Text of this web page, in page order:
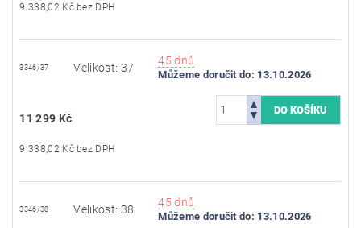
9 338,02 Kč bez DPH
3346/37 Velikost: 37
45 dnů
Můžeme doručit do: 13.10.2026
11 299 Kč
9 338,02 Kč bez DPH
3346/38 Velikost: 38
45 dnů
Můžeme doručit do: 13.10.2026